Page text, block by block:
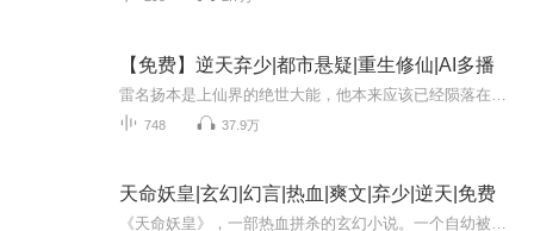
【免费】逆天弃少|都市悬疑|重生修仙|AI多播
748 37.9万
天命妖皇|玄幻|幻言|热血|爽文|弃少|逆天|免费